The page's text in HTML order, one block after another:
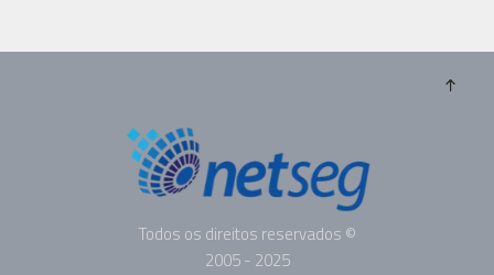
Todos os direitos reservados ©
2005 - 2025